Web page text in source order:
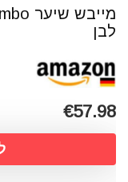
לבן
€57.98